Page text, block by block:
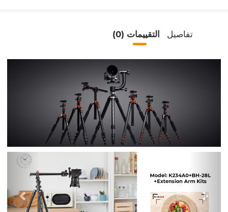
تفاصيل التقييمات (0)
سابق